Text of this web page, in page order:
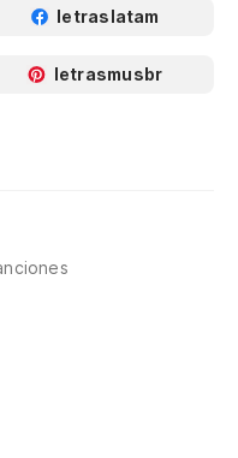
letraslatam
letrasmusbr